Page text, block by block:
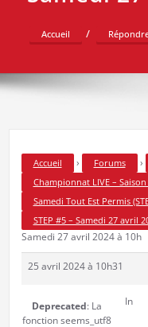
Accueil
Accueil › Forums ›
Championnat LIVE – Saison
Samedi Tout Est Permis
STEP #5 – Samedi 27 avril
Samedi 27 avril 2024 à 10h
25 avril 2024 à 10h31
Deprecated: La
fonction seems_utf8
In